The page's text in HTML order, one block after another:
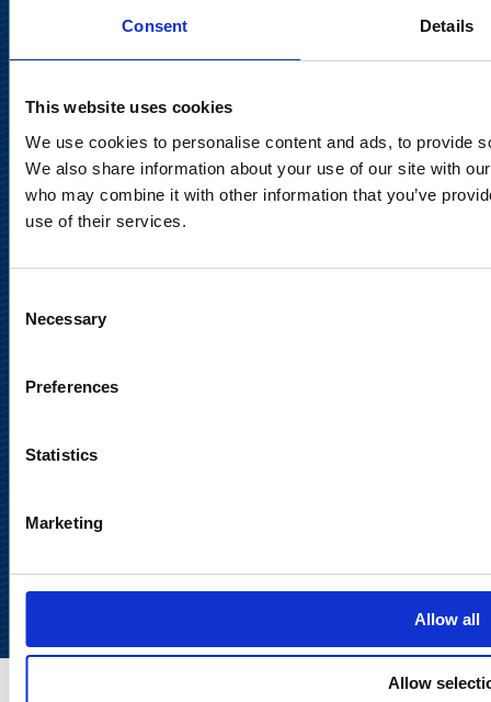
Consent Details
This website uses cookies
We use cookies to personalise content and ads, to provide
We also share information about your use of our site with
who may combine it with other information that you’ve
use of their services.
Selection
Necessary
Preferences
Statistics
Marketing
Allow all
Allow
02150 Espoo
communications@suominencorp.com
Tietosuojaseloste